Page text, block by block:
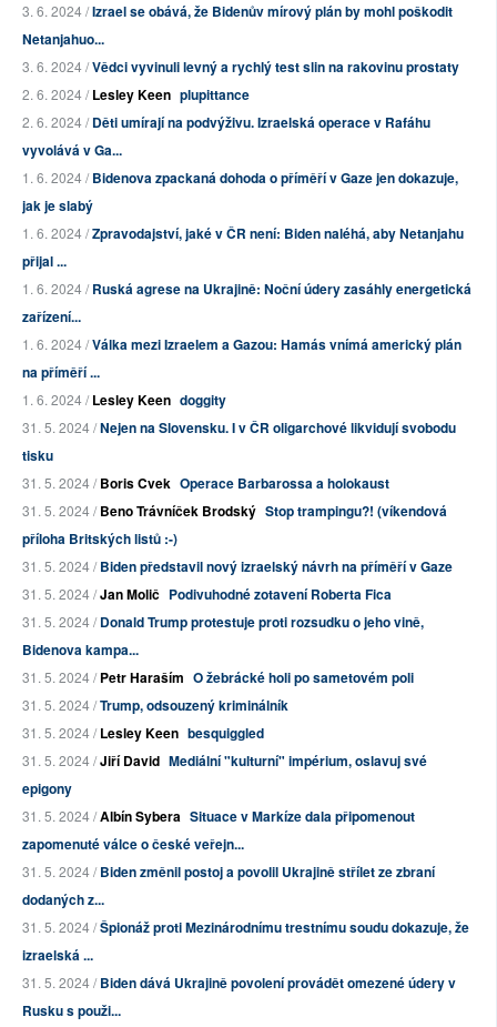
3. 6. 2024 /Izrael se obává, že Bidenův mírový plán by mohl poškodit
Netanjahuo...
3. 6. 2024 /Vědci vyvinuli levný a rychlý test slin na rakovinu prostaty
2. 6. 2024 /Lesley Keen plupittance
2. 6. 2024 /Děti umírají na podvýživu. Izraelská operace v Rafáhu
vyvolává v Ga...
1. 6. 2024 /Bidenova zpackaná dohoda o příměří v Gaze jen dokazuje,
jak je slabý
1. 6. 2024 /Zpravodajství, jaké v ČR není: Biden naléhá, aby Netanjahu
přijal ...
1. 6. 2024 /Ruská agrese na Ukrajině: Noční údery zasáhly energetická
zařízení...
1. 6. 2024 /Válka mezi Izraelem a Gazou: Hamás vnímá americký plán
na příměří ...
1. 6. 2024 /Lesley Keen doggity
31. 5. 2024 /Nejen na Slovensku. I v ČR oligarchové likvidují svobodu
tisku
31. 5. 2024 /Boris Cvek Operace Barbarossa a holokaust
31. 5. 2024 /Beno Trávníček Brodský Stop trampingu?! (víkendová
příloha Britských listů :-)
31. 5. 2024 /Biden představil nový izraelský návrh na příměří v Gaze
31. 5. 2024 /Jan Molič Podivuhodné zotavení Roberta Fica
31. 5. 2024 /Donald Trump protestuje proti rozsudku o jeho vině,
Bidenova kampa...
31. 5. 2024 /Petr Haraším O žebrácké holi po sametovém poli
31. 5. 2024 /Trump, odsouzený kriminálník
31. 5. 2024 /Lesley Keen besquiggled
31. 5. 2024 /Jiří David Mediální "kulturní" impérium, oslavuj své
epigony
31. 5. 2024 /Albín Sybera Situace v Markíze dala připomenout
zapomenuté válce o české veřejn...
31. 5. 2024 /Biden změnil postoj a povolil Ukrajině střílet ze zbraní
dodaných z...
31. 5. 2024 /Špionáž proti Mezinárodnímu trestnímu soudu dokazuje, že
izraelská ...
31. 5. 2024 /Biden dává Ukrajině povolení provádět omezené údery v
Rusku s použi...